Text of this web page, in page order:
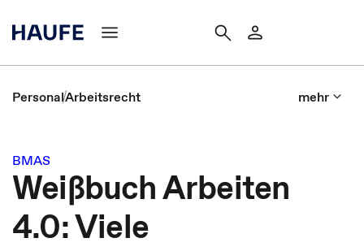
PersonalArbeitsrecht mehr
BMAS
Weißbuch Arbeiten
4.0: Viele